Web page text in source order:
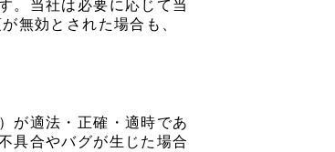
。当社は必要に応じて当
無効とされた場合も、
が適法・正確・適時であ
具合やバグが生じた場合